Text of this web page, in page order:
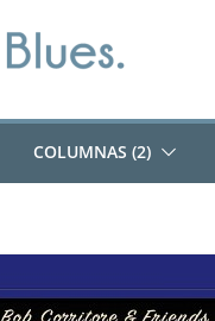
COLUMNAS (2)